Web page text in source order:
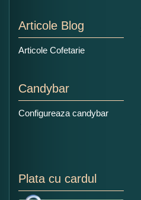
Copiati alaturi numarul
Articole Blog
Articole Cofetarie
Candybar
Configureaza candybar
Plata cu cardul